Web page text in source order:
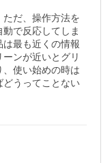
だ、操作方法を
で反応してしま
最も近くの情報
ンが近いとグリ
使い始めの時は
どうってことない